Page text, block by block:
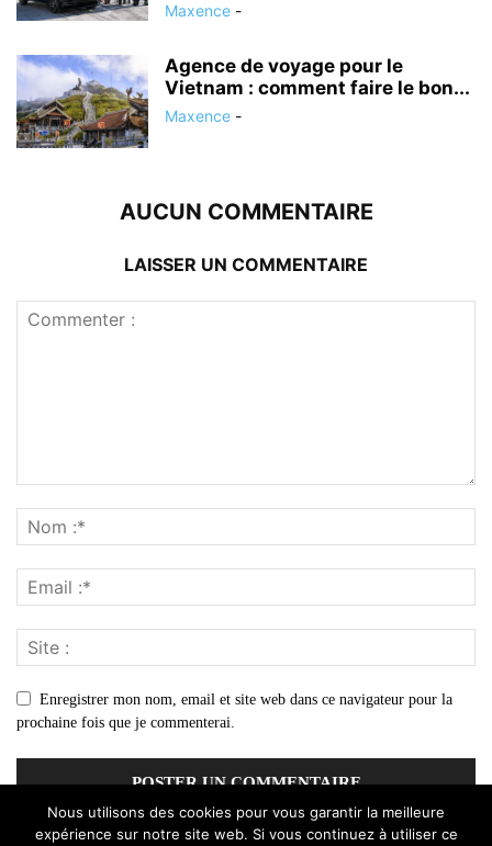
Maxence -
Agence de voyage pour le
Vietnam : comment faire le bon...
Maxence -
AUCUN COMMENTAIRE
LAISSER UN COMMENTAIRE
Enregistrer mon nom, email et site web dans ce navigateur pour la
prochaine fois que je commenterai.
Nous utilisons des cookies pour vous garantir la meilleure
expérience sur notre site web. Si vous continuez à utiliser ce